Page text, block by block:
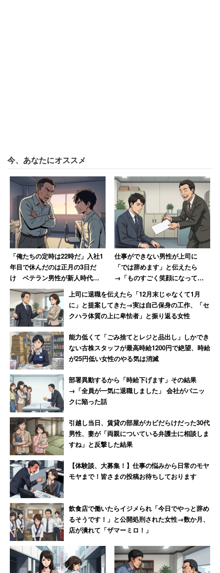
なくて良いですよ」と励ましのメッセージが寄せられた。
「リクエスト募集中なら、まだしも仕事募集中と書
いてあるから問題ないですよ！」
「お仕事と書いてあれば基本的にはお金が発生する
ものと普通は解釈するものです」
「これは圧倒的に相手がおかしいですよ気にしない
でください！」
クリエイターの半数がクライアントとトラブ
ルを経験
また、中には日本でイラストレーターが置かれている状況
について指摘する投稿もあった。
「悲しいことに日本ではイラストレーターの方が軽
く見られてしまう傾向にあります。が相手方が悪い
のでお気に入りなさらず」
実際、日本ではプロのイラストレーターであっても食べて
いくのが厳しい状況にあるようだ。求人・転職情報サイト
のはたらいくの「2014～2015 職種別平均年収・月収100
職種徹底調査」を見てみると、「イラストレーター・アニ
メーター」の年収は261万円で100職種中84位だ。
また、2013年に日本イラストレーション協会が公表した
今、あなたにオススメ
「俺たちの定時は22時だ」入社1
年目で休んだのは正月の3日だ
け ベテラン男性が新人時代に
目撃した“退職ドミノ”の現場
【前編】
仕事ができない男性が上司に
「では辞めます」と伝えたら
→「ものすごく笑顔になって、
その場で退職届を書かされまし
た」
上司に退職を伝えたら「12月末じゃなくて1月
に」と提案してきた→実は自己保身の工作、「セ
クハラ体質の上に卑怯者」と振り返る女性
能力低くて「ごみ捨てとレジと品出し」しかでき
ない古株スタッフが最高時給1200円で絶望、時給
が25円低い女性のやる気は消滅
部署異動するから「時給下げます」その結果
→「全員が一気に退職しました」 会社がパニッ
クに陥った話
引越し当日、賃貸の部屋がカビだらけだった30代
男性、妻が「両親についている弁護士に相談しま
すね」と反撃した結果
【体験談、大募集！】仕事の悩みから日常のモヤ
モヤまで！皆さまの投稿お待ちしております
飲食店で働いたらイジメられ「今日でやっと辞め
るそうです！」と公開処刑された女性→数か月、
店が潰れて「ザマーミロ！」